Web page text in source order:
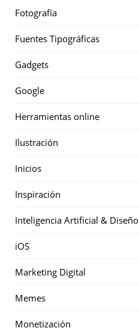
Fotografía
Fuentes Tipográficas
Gadgets
Google
Herramientas online
Ilustración
Inicios
Inspiración
Inteligencia Artificial & Diseño
iOS
Marketing Digital
Memes
Monetización